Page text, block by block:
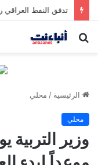
بحث
الرئيسية / محلي
محلي